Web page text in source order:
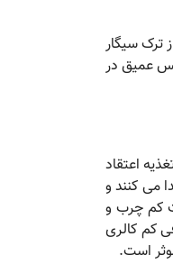
ترک سیگار
عمیق در
اعتقاد
می کنند و
کم چرب و
کم کالری
است.